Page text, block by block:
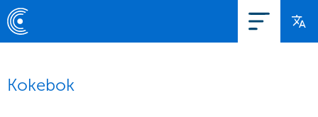
Kokebok